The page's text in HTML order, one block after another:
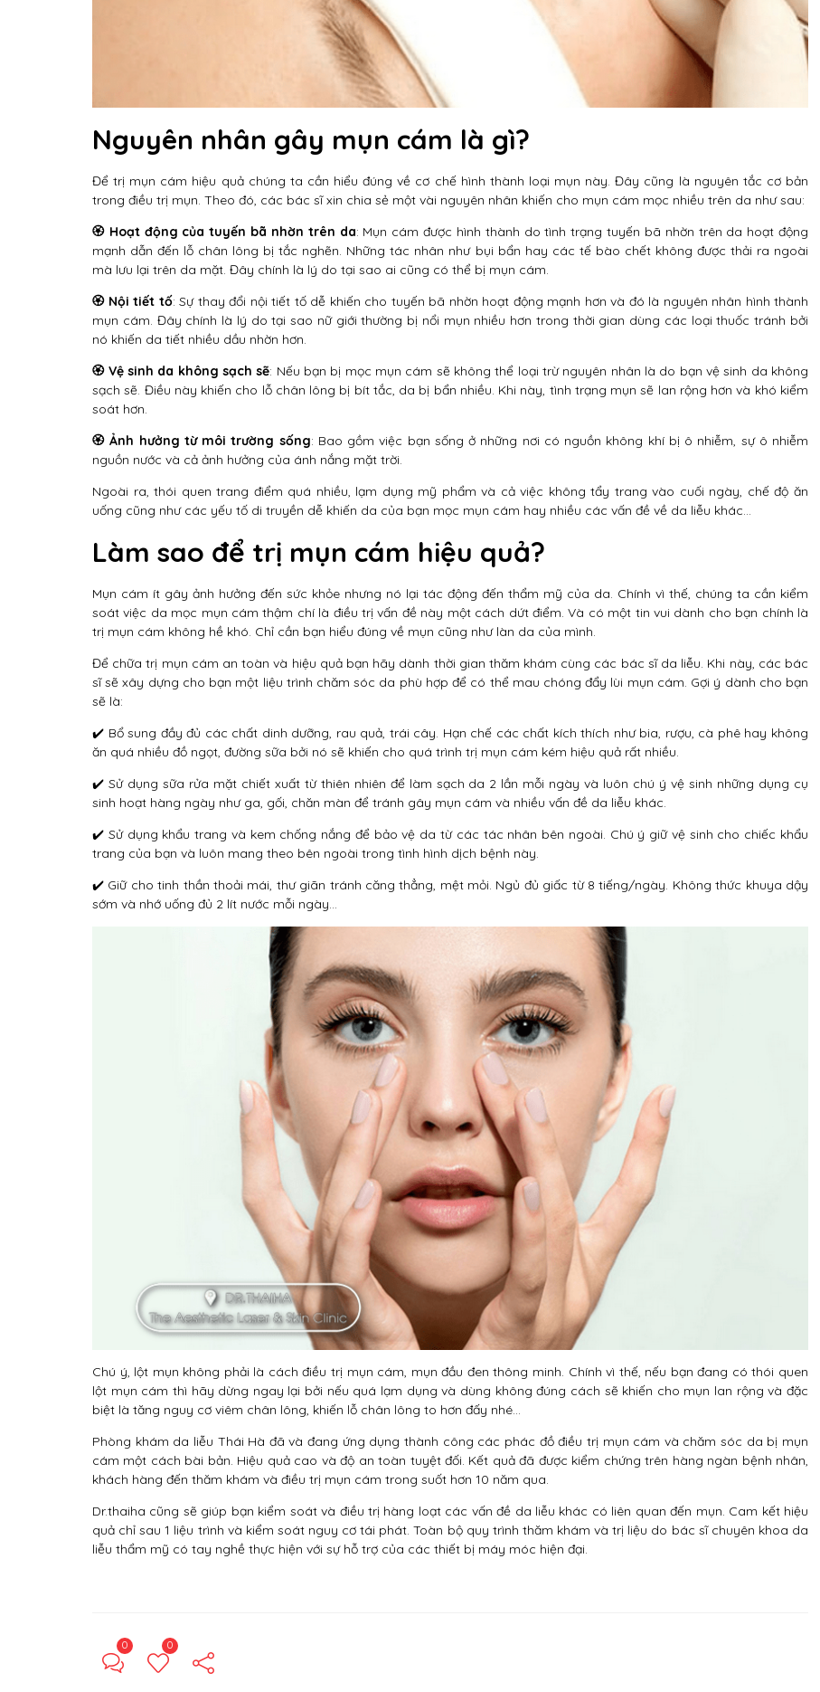
Nguyên nhân gây mụn cám là gì?
Để trị mụn cám hiệu quả chúng ta cần hiểu đúng về cơ chế hình thành loại mụn này. Đây cũng là nguyên tắc cơ bản
trong điều trị mụn. Theo đó, các bác sĩ xin chia sẻ một vài nguyên nhân khiến cho mụn cám mọc nhiều trên da như sau:
🏵️ Hoạt động của tuyến bã nhờn trên da: Mụn cám được hình thành do tình trạng tuyến bã nhờn trên da hoạt động
mạnh dẫn đến lỗ chân lông bị tắc nghẽn. Những tác nhân như bụi bẩn hay các tế bào chết không được thải ra ngoài
mà lưu lại trên da mặt. Đây chính là lý do tại sao ai cũng có thể bị mụn cám.
🏵️ Nội tiết tố: Sự thay đổi nội tiết tố dễ khiến cho tuyến bã nhờn hoạt động mạnh hơn và đó là nguyên nhân hình thành
mụn cám. Đây chính là lý do tại sao nữ giới thường bị nổi mụn nhiều hơn trong thời gian dùng các loại thuốc tránh bởi
nó khiến da tiết nhiều dầu nhờn hơn.
🏵️ Vệ sinh da không sạch sẽ: Nếu bạn bị mọc mụn cám sẽ không thể loại trừ nguyên nhân là do bạn vệ sinh da không
sạch sẽ. Điều này khiến cho lỗ chân lông bị bít tắc, da bị bẩn nhiều. Khi này, tình trạng mụn sẽ lan rộng hơn và khó kiểm
soát hơn.
🏵️ Ảnh hưởng từ môi trường sống: Bao gồm việc bạn sống ở những nơi có nguồn không khí bị ô nhiễm, sự ô nhiễm
nguồn nước và cả ảnh hưởng của ánh nắng mặt trời.
Ngoài ra, thói quen trang điểm quá nhiều, lạm dụng mỹ phẩm và cả việc không tẩy trang vào cuối ngày, chế độ ăn
uống cũng như các yếu tố di truyền dễ khiến da của bạn mọc mụn cám hay nhiều các vấn đề về da liễu khác…
Làm sao để trị mụn cám hiệu quả?
Mụn cám ít gây ảnh hưởng đến sức khỏe nhưng nó lại tác động đến thẩm mỹ của da. Chính vì thế, chúng ta cần kiểm
soát việc da mọc mụn cám thậm chí là điều trị vấn đề này một cách dứt điểm. Và có một tin vui dành cho bạn chính là
trị mụn cám không hề khó. Chỉ cần bạn hiểu đúng về mụn cũng như làn da của mình.
Để chữa trị mụn cám an toàn và hiệu quả bạn hãy dành thời gian thăm khám cùng các bác sĩ da liễu. Khi này, các bác
sĩ sẽ xây dựng cho bạn một liệu trình chăm sóc da phù hợp để có thể mau chóng đẩy lùi mụn cám. Gợi ý dành cho bạn
sẽ là:
✔️ Bổ sung đầy đủ các chất dinh dưỡng, rau quả, trái cây. Hạn chế các chất kích thích như bia, rượu, cà phê hay không
ăn quá nhiều đồ ngọt, đường sữa bởi nó sẽ khiến cho quá trình trị mụn cám kém hiệu quả rất nhiều.
✔️ Sử dụng sữa rửa mặt chiết xuất từ thiên nhiên để làm sạch da 2 lần mỗi ngày và luôn chú ý vệ sinh những dụng cụ
sinh hoạt hàng ngày như ga, gối, chăn màn để tránh gây mụn cám và nhiều vấn đề da liễu khác.
✔️ Sử dụng khẩu trang và kem chống nắng để bảo vệ da từ các tác nhân bên ngoài. Chú ý giữ vệ sinh cho chiếc khẩu
trang của bạn và luôn mang theo bên ngoài trong tình hình dịch bệnh này.
✔️ Giữ cho tinh thần thoải mái, thư giãn tránh căng thẳng, mệt mỏi. Ngủ đủ giấc từ 8 tiếng/ngày. Không thức khuya dậy
sớm và nhớ uống đủ 2 lít nước mỗi ngày…
Chú ý, lột mụn không phải là cách điều trị mụn cám, mụn đầu đen thông minh. Chính vì thế, nếu bạn đang có thói quen
lột mụn cám thì hãy dừng ngay lại bởi nếu quá lạm dụng và dùng không đúng cách sẽ khiến cho mụn lan rộng và đặc
biệt là tăng nguy cơ viêm chân lông, khiến lỗ chân lông to hơn đấy nhé…
Phòng khám da liễu Thái Hà đã và đang ứng dụng thành công các phác đồ điều trị mụn cám và chăm sóc da bị mụn
cám một cách bài bản. Hiệu quả cao và độ an toàn tuyệt đối. Kết quả đã được kiểm chứng trên hàng ngàn bệnh nhân,
khách hàng đến thăm khám và điều trị mụn cám trong suốt hơn 10 năm qua.
Dr.thaiha cũng sẽ giúp bạn kiểm soát và điều trị hàng loạt các vấn đề da liễu khác có liên quan đến mụn. Cam kết hiệu
quả chỉ sau 1 liệu trình và kiểm soát nguy cơ tái phát. Toàn bộ quy trình thăm khám và trị liệu do bác sĩ chuyên khoa da
liễu thẩm mỹ có tay nghề thực hiện với sự hỗ trợ của các thiết bị máy móc hiện đại.
0 0